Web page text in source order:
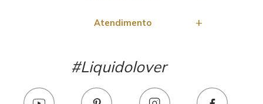
Atendimento
#Liquidolover